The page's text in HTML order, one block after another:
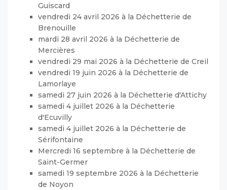
Guiscard
vendredi 24 avril 2026 à la Déchetterie de
Brenouille
mardi 28 avril 2026 à la Déchetterie de
Mercières
vendredi 29 mai 2026 à la Déchetterie de Creil
vendredi 19 juin 2026 à la Déchetterie de
Lamorlaye
samedi 27 juin 2026 à la Déchetterie d'Attichy
samedi 4 juillet 2026 à la Déchetterie
d'Ecuvilly
samedi 4 juillet 2026 à la Déchetterie de
Sérifontaine
Mercredi 16 septembre à la Déchetterie de
Saint-Germer
samedi 19 septembre 2026 à la Déchetterie
de Noyon